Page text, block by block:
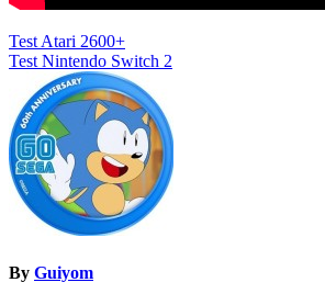
Navigation
de
l’article
Test Atari 2600+
Test Nintendo Switch 2
By Guiyom